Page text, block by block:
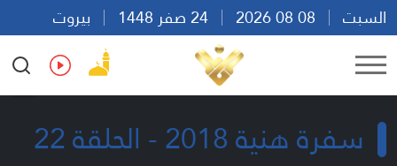
السبت
بيروت
14:17
Ar En Fr Es
سفرة هنية 2018 - الحلقة 22